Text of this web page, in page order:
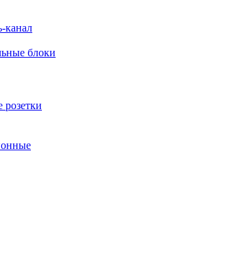
канал
блоки